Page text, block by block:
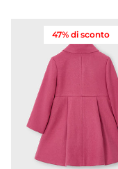
47% di sconto